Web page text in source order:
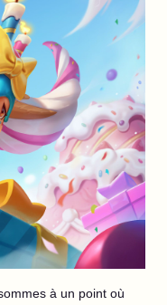
à un point où